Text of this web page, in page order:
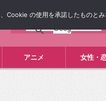
アニメ 女性・
Cookie の使用を承諾したものとみ